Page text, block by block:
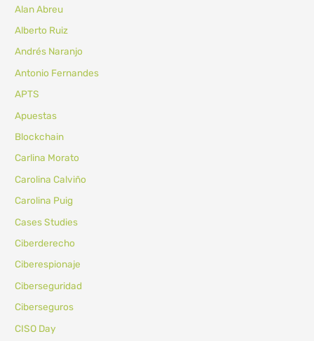
Alan Abreu
Alberto Ruiz
Andrés Naranjo
Antonio Fernandes
APTS
Apuestas
Blockchain
Carlina Morato
Carolina Calviño
Carolina Puig
Cases Studies
Ciberderecho
Ciberespionaje
Ciberseguridad
Ciberseguros
CISO Day